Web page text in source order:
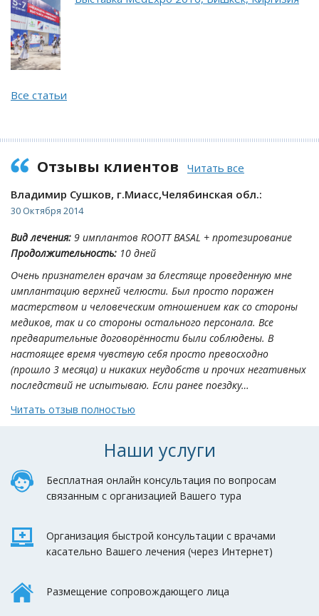
Все статьи
Отзывы клиентов
Читать все
Владимир Сушков, г.Миасс,Челябинская обл.:
30 Октября 2014
Вид лечения: 9 имплантов ROOTT BASAL + протезирование
Продолжительность: 10 дней
Очень признателен врачам за блестяще проведенную мне
имплантацию верхней челюсти. Был просто поражен
мастерством и человеческим отношением как со стороны
медиков, так и со стороны остального персонала. Все
предварительные договорённости были соблюдены. В
настоящее время чувствую себя просто превосходно
(прошло 3 месяца) и никаких неудобств и прочих негативных
последствий не испытываю. Если ранее поездку…
Читать отзыв полностью
Наши услуги
Бесплатная онлайн консультация по вопросам
связанным с организацией Вашего тура
Организация быстрой консультации с врачами
касательно Вашего лечения (через Интернет)
Размещение сопровождающего лица